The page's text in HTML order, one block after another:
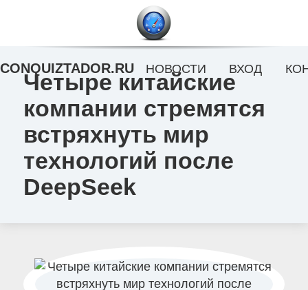
Четыре китайские
компании стремятся
встряхнуть мир
технологий после
DeepSeek
CONQUIZTADOR.RU НОВОСТИ ВХОД